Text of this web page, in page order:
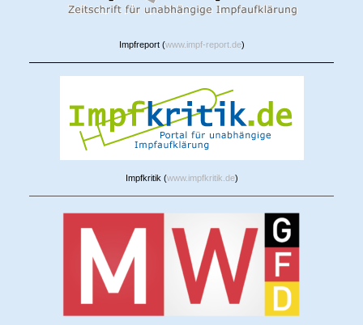
Impfreport (www.impf-report.de)
Impfkritik (www.impfkritik.de)